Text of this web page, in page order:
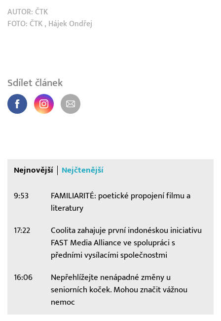
AUTOR: ČTK
FOTO: ČTK , Hájek Ondřej
Sdílet článek
Nejnovější Nejčtenější
9:53
FAMILIARITÉ: poetické propojení filmu a
literatury
17:22
Coolita zahajuje první indonéskou iniciativu
FAST Media Alliance ve spolupráci s
předními vysílacími společnostmi
16:06
Nepřehlížejte nenápadné změny u
seniorních koček. Mohou značit vážnou
nemoc